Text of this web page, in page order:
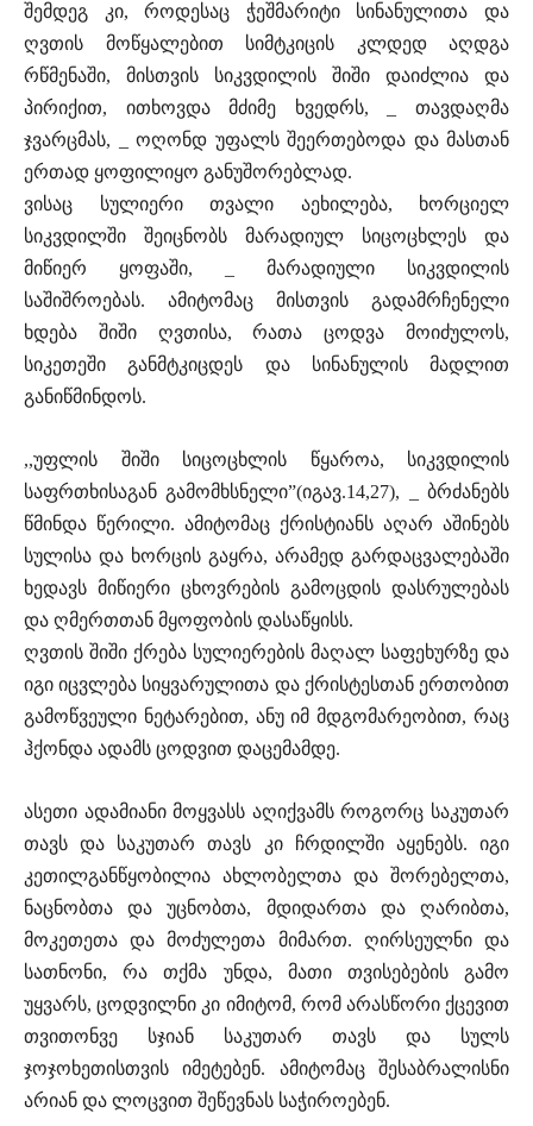
შემდეგ კი, როდესაც ჭეშმარიტი სინანულითა და
ღვთის მოწყალებით სიმტკიცის კლდედ აღდგა
რწმენაში, მისთვის სიკვდილის შიში დაიძლია და
პირიქით, ითხოვდა მძიმე ხვედრს, _ თავდაღმა
ჯვარცმას, _ ოღონდ უფალს შეერთებოდა და მასთან
ერთად ყოფილიყო განუშორებლად.
ვისაც სულიერი თვალი აეხილება, ხორციელ
სიკვდილში შეიცნობს მარადიულ სიცოცხლეს და
მიწიერ ყოფაში, _ მარადიული სიკვდილის
საშიშროებას. ამიტომაც მისთვის გადამრჩენელი
ხდება შიში ღვთისა, რათა ცოდვა მოიძულოს,
სიკეთეში განმტკიცდეს და სინანულის მადლით
განიწმინდოს.
,,უფლის შიში სიცოცხლის წყაროა, სიკვდილის
საფრთხისაგან გამომხსნელი”(იგავ.14,27), _ ბრძანებს
წმინდა წერილი. ამიტომაც ქრისტიანს აღარ აშინებს
სულისა და ხორცის გაყრა, არამედ გარდაცვალებაში
ხედავს მიწიერი ცხოვრების გამოცდის დასრულებას
და ღმერთთან მყოფობის დასაწყისს.
ღვთის შიში ქრება სულიერების მაღალ საფეხურზე და
იგი იცვლება სიყვარულითა და ქრისტესთან ერთობით
გამოწვეული ნეტარებით, ანუ იმ მდგომარეობით, რაც
ჰქონდა ადამს ცოდვით დაცემამდე.
ასეთი ადამიანი მოყვასს აღიქვამს როგორც საკუთარ
თავს და საკუთარ თავს კი ჩრდილში აყენებს. იგი
კეთილგანწყობილია ახლობელთა და შორებელთა,
ნაცნობთა და უცნობთა, მდიდართა და ღარიბთა,
მოკეთეთა და მოძულეთა მიმართ. ღირსეულნი და
სათნონი, რა თქმა უნდა, მათი თვისებების გამო
უყვარს, ცოდვილნი კი იმიტომ, რომ არასწორი ქცევით
თვითონვე სჯიან საკუთარ თავს და სულს
ჯოჯოხეთისთვის იმეტებენ. ამიტომაც შესაბრალისნი
არიან და ლოცვით შეწევნას საჭიროებენ.